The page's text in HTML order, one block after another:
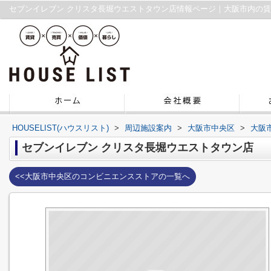
HOUSELIST(ハウスリスト) > 周辺施設案内 > 大阪市中央区 > 大阪
セブンイレブン クリスタ長堀ウエストタウン店
<<大阪市中央区のコンビニエンスストアの一覧へ